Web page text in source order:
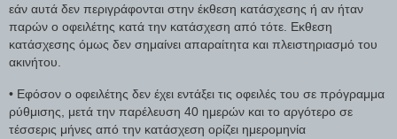
εάν αυτά δεν περιγράφονται στην έκθεση κατάσχεσης ή αν ήταν
παρών ο οφειλέτης κατά την κατάσχεση από τότε. Εκθεση
κατάσχεσης όμως δεν σημαίνει απαραίτητα και πλειστηριασμό του
ακινήτου.
• Εφόσον ο οφειλέτης δεν έχει εντάξει τις οφειλές του σε πρόγραμμα
ρύθμισης, μετά την παρέλευση 40 ημερών και το αργότερο σε
τέσσερις μήνες από την κατάσχεση ορίζει ημερομηνία